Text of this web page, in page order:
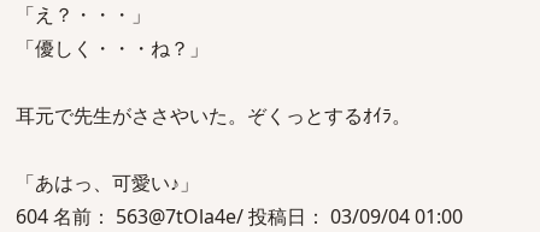
「え？・・・」
「優しく・・・ね？」
耳元で先生がささやいた。ぞくっとするｵｲﾗ。
「あはっ、可愛い♪」
604 名前： 563@7tOla4e/ 投稿日： 03/09/04 01:00